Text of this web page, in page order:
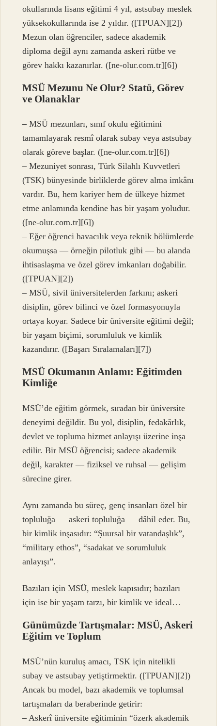
okullarında lisans eğitimi 4 yıl, astsubay meslek
yüksekokullarında ise 2 yıldır. ([TPUAN][2])
Mezun olan öğrenciler, sadece akademik
diploma değil aynı zamanda askeri rütbe ve
görev hakkı kazanırlar. ([ne-olur.com.tr][6])
MSÜ Mezunu Ne Olur? Statü, Görev
ve Olanaklar
– MSÜ mezunları, sınıf okulu eğitimini
tamamlayarak resmî olarak subay veya astsubay
olarak göreve başlar. ([ne-olur.com.tr][6])
– Mezuniyet sonrası, Türk Silahlı Kuvvetleri
(TSK) bünyesinde birliklerde görev alma imkânı
vardır. Bu, hem kariyer hem de ülkeye hizmet
etme anlamında kendine has bir yaşam yoludur.
([ne-olur.com.tr][6])
– Eğer öğrenci havacılık veya teknik bölümlerde
okumuşsa — örneğin pilotluk gibi — bu alanda
ihtisaslaşma ve özel görev imkanları doğabilir.
([TPUAN][2])
– MSÜ, sivil üniversitelerden farkını; askeri
disiplin, görev bilinci ve özel formasyonuyla
ortaya koyar. Sadece bir üniversite eğitimi değil;
bir yaşam biçimi, sorumluluk ve kimlik
kazandırır. ([Başarı Sıralamaları][7])
MSÜ Okumanın Anlamı: Eğitimden
Kimliğe
MSÜ’de eğitim görmek, sıradan bir üniversite
deneyimi değildir. Bu yol, disiplin, fedakârlık,
devlet ve topluma hizmet anlayışı üzerine inşa
edilir. Bir MSÜ öğrencisi; sadece akademik
değil, karakter — fiziksel ve ruhsal — gelişim
sürecine girer.
Aynı zamanda bu süreç, genç insanları özel bir
topluluğa — askeri topluluğa — dâhil eder. Bu,
bir kimlik inşasıdır: “Şuursal bir vatandaşlık”,
“military ethos”, “sadakat ve sorumluluk
anlayışı”.
Bazıları için MSÜ, meslek kapısıdır; bazıları
için ise bir yaşam tarzı, bir kimlik ve ideal…
Günümüzde Tartışmalar: MSÜ, Askeri
Eğitim ve Toplum
MSÜ’nün kuruluş amacı, TSK için nitelikli
subay ve astsubay yetiştirmektir. ([TPUAN][2])
Ancak bu model, bazı akademik ve toplumsal
tartışmaları da beraberinde getirir:
– Askerî üniversite eğitiminin “özerk akademik